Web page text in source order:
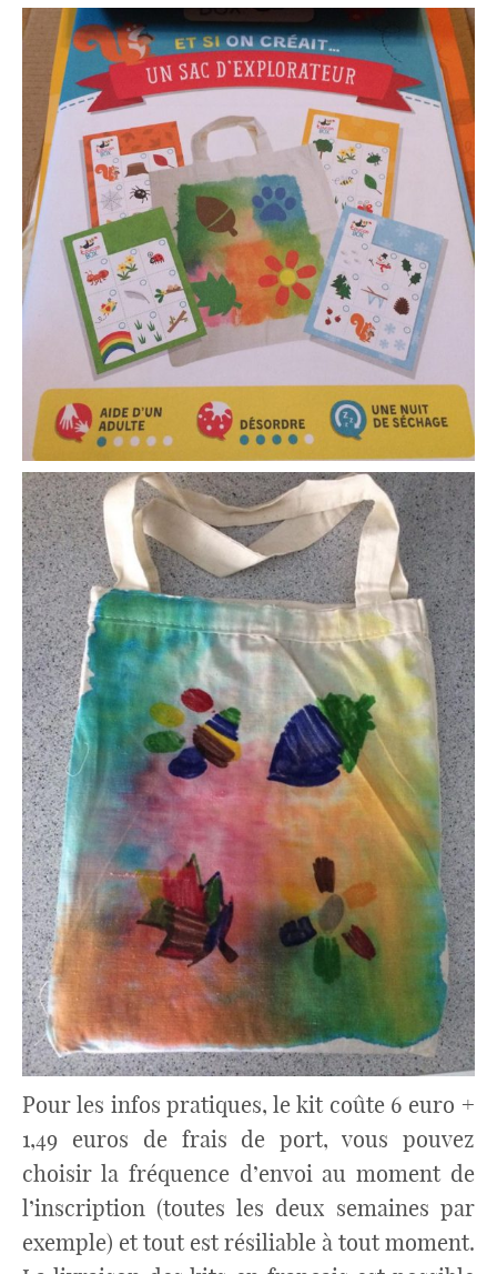
Pour les infos pratiques, le kit coûte 6 euro +
1,49 euros de frais de port, vous pouvez
choisir la fréquence d’envoi au moment de
l’inscription (toutes les deux semaines par
exemple) et tout est résiliable à tout moment.